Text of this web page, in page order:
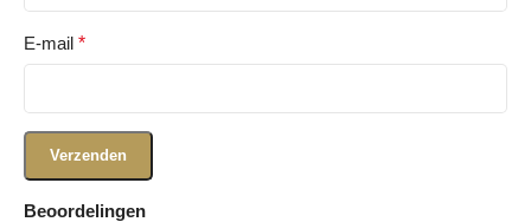
Beoordelingen
E-mail *